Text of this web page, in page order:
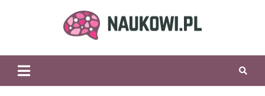
naukowi.pl